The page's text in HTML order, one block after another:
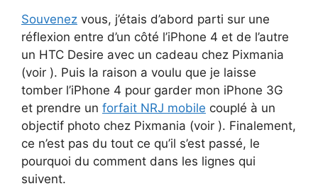
Souvenez vous, j’étais d’abord parti sur une
réflexion entre d’un côté l’iPhone 4 et de l’autre
un HTC Desire avec un cadeau chez Pixmania
(voir ). Puis la raison a voulu que je laisse
tomber l’iPhone 4 pour garder mon iPhone 3G
et prendre un forfait NRJ mobile couplé à un
objectif photo chez Pixmania (voir ). Finalement,
ce n’est pas du tout ce qu’il s’est passé, le
pourquoi du comment dans les lignes qui
suivent.